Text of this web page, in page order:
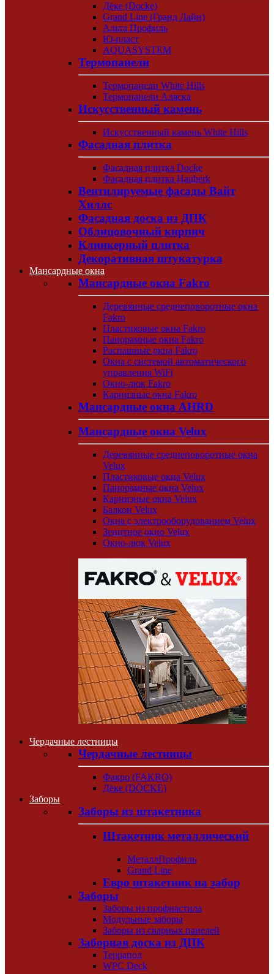
Дёке (Docke)
Grand Line (Гранд Лайн)
Альта Профиль
Ю-пласт
AQUASYSTEM
Термопанели
Термопанели White Hills
Термопанели Аляска
Искусственный камень
Искусственный камень White Hills
Фасадная плитка
Фасадная плитка Docke
Фасадная плитка Hauberk
Вентилируемые фасады Вайт
Хиллс
Фасадная доска из ДПК
Облицовочный кирпич
Клинкерный плитка
Декоративная штукатурка
Мансардные окна
Мансардные окна Fakro
Деревянные среднеповоротные окна
Fakro
Пластиковые окна Fakro
Панорамные окна Fakro
Распашные окна Fakro
Окна с системой автоматического
управления WiFi
Окно-люк Fakro
Карнизные окна Fakro
Мансардные окна AHRD
Мансардные окна Velux
Деревянные среднеповоротные окна
Velux
Пластиковые окна Velux
Панорамные окна Velux
Карнизные окна Velux
Балкон Velux
Окна с электрооборудованием Velux
Зенитное окно Velux
Окно-люк Velux
Чердачные лестницы
Чердачные лестницы
Факро (FAKRO)
Дёке (DÖCKE)
Заборы
Заборы из штакетника
Штакетник металлический
МеталлПрофиль
Grand Line
Евро штакетник на забор
Заборы
Заборы из профнастила
Модульные заборы
Заборы из сварных панелей
Заборная доска из ДПК
Террапол
WPC Deck